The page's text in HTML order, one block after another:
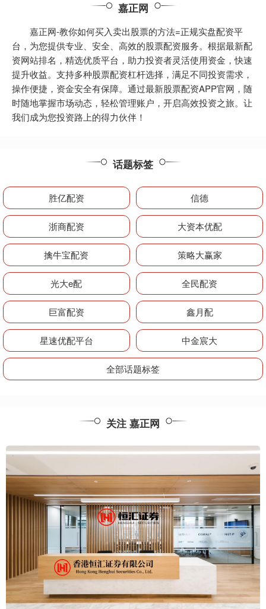
嘉正网
嘉正网-教你如何买入卖出股票的方法=正规实盘配资平
台，为您提供专业、安全、高效的股票配资服务。根据最新配
资网站排名，精选优质平台，助力投资者灵活使用资金，快速
提升收益。支持多种股票配资杠杆选择，满足不同投资需求，
操作便捷，资金安全有保障。通过最新股票配资APP官网，随
时随地掌握市场动态，轻松管理账户，开启高效投资之旅。让
我们成为您投资路上的得力伙伴！
话题标签
胜亿配资 信德
浙商配资 大资本优配
擒牛宝配资 策略大赢家
光大e配 全民配资
巨富配资 鑫月配
星速优配平台 中金宸大
全部话题标签
关注 嘉正网